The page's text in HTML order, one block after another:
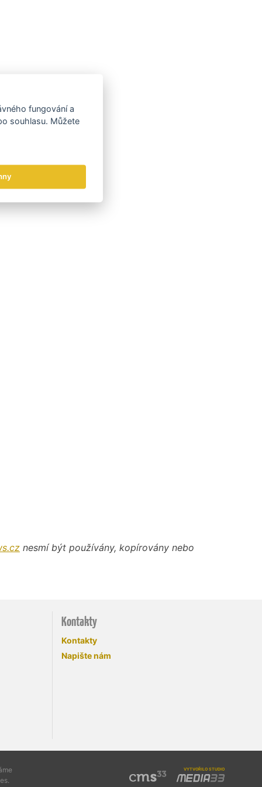
nesmí být používány, kopírovány nebo
Kontakty
Kontakty
Napište nám
vytvořilo studio
fungování a
souhlasu. Můžete